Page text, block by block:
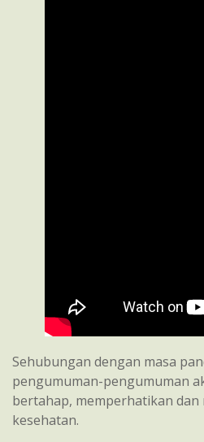
Sehubungan dengan masa
pengumuman-pengumuman
bertahap, memperhatikan
kesehatan.